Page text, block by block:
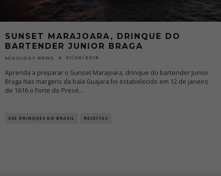
SUNSET MARAJOARA, DRINQUE DO
BARTENDER JUNIOR BRAGA
MIXOLOGY NEWS 01/06/2018
Aprenda a preparar o Sunset Marajoara, drinque do bartender Junior
Braga Nas margens da baía Guajara foi estabelecido em 12 de janeiro
de 1616 o Forte do Presé...
365 DRINQUES DO BRASIL RECEITAS